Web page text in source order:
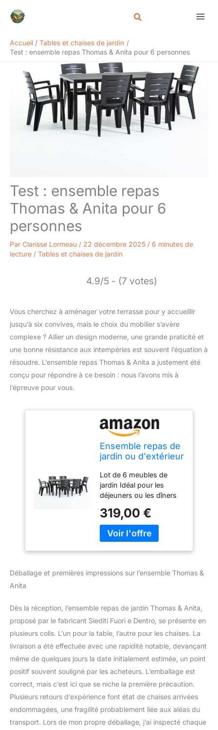
Accueil
Tables et chaises de jardin
Test : ensemble repas Thomas & Anita pour 6 personnes
Test : ensemble repas
Thomas & Anita pour 6
personnes
Par Clarisse Lormeau / 22 décembre 2025 / 6 minutes de
lecture / Tables et chaises de jardin
4.9/5 - (7 votes)
Vous cherchez à aménager votre terrasse pour y accueillir
jusqu’à six convives, mais le choix du mobilier s’avère
complexe ? Allier un design moderne, une grande praticité et
une bonne résistance aux intempéries est souvent l’équation à
résoudre. L’ensemble repas Thomas & Anita a justement été
conçu pour répondre à ce besoin : nous l’avons mis à
l’épreuve pour vous.
Ensemble repas de
jardin ou d'extérieur
anthracite effet
bois, table
rectangulaire en
acier peint avec
lattes en
polyéthylène, 6
chaises empilables
en polypropylène -
Lot de 6 meubles de
jardin Idéal pour les
déjeuners ou les dîners
mesure 156 x 78 cm et a
une structure en fer avec
un plateau de table en
moderne et raffiné qui
ANITA Les chaises Anita
sont fabriquées en un
plastique et empilables
319,00 €
Déballage et premières impressions sur l’ensemble Thomas &
Anita
Dès la réception, l’ensemble repas de jardin Thomas & Anita,
proposé par le fabricant Siediti Fuori e Dentro, se présente en
plusieurs colis. L’un pour la table, l’autre pour les chaises. La
livraison a été effectuée avec une rapidité notable, devançant
même de quelques jours la date initialement estimée, un point
positif souvent souligné par les acheteurs. L’emballage est
correct, mais c’est ici que se niche la première précaution.
Plusieurs retours d’expérience font état de chaises arrivées
endommagées, une fragilité probablement liée aux aléas du
transport. Lors de mon propre déballage, j’ai inspecté chaque